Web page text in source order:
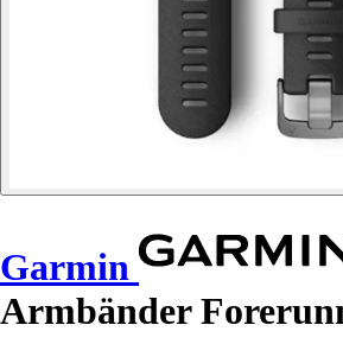
Garmin
Armbänder